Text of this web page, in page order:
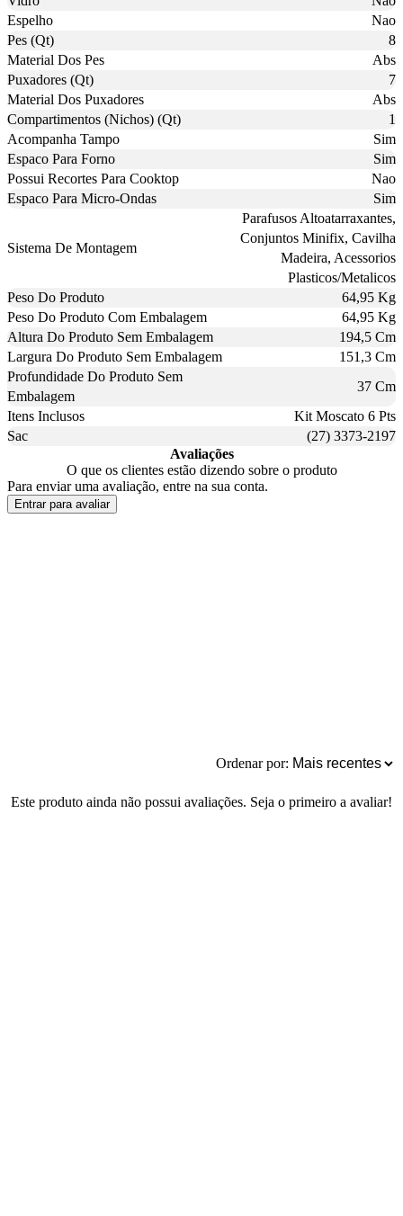
Espelho
Nao
Pes (Qt)
8
Material Dos Pes
Abs
Puxadores (Qt)
7
Material Dos Puxadores
Abs
Compartimentos (Nichos) (Qt)
1
Acompanha Tampo
Sim
Espaco Para Forno
Sim
Possui Recortes Para Cooktop
Nao
Espaco Para Micro-Ondas
Sim
Sistema De Montagem
Parafusos Altoatarraxantes,
Conjuntos Minifix, Cavilha
Madeira, Acessorios
Plasticos/Metalicos
Peso Do Produto
64,95 Kg
Peso Do Produto Com Embalagem
64,95 Kg
Altura Do Produto Sem Embalagem
194,5 Cm
Largura Do Produto Sem Embalagem
151,3 Cm
Profundidade Do Produto Sem
Embalagem
37 Cm
Itens Inclusos
Kit Moscato 6 Pts
Sac
(27) 3373-2197
Avaliações
O que os clientes estão dizendo sobre o produto
Para enviar uma avaliação, entre na sua conta.
Entrar para avaliar
Ordenar por:
Este produto ainda não possui avaliações. Seja o primeiro a avaliar!